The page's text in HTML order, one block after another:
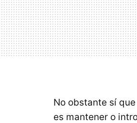
No obstante sí
es mantener o